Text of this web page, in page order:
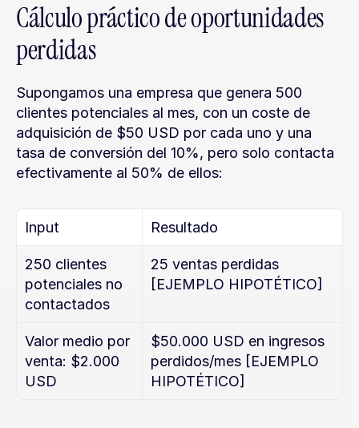
Cálculo práctico de oportunidades
perdidas
Supongamos una empresa que genera 500
clientes potenciales al mes, con un coste de
adquisición de $50 USD por cada uno y una
tasa de conversión del 10%, pero solo contacta
efectivamente al 50% de ellos:
Input Resultado
250 clientes
potenciales no
contactados
25 ventas perdidas
[EJEMPLO HIPOTÉTICO]
Valor medio por
venta: $2.000
USD
$50.000 USD en ingresos
perdidos/mes [EJEMPLO
HIPOTÉTICO]